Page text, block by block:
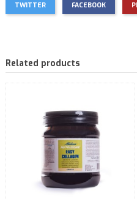
TWITTER FACEBOOK
Related products